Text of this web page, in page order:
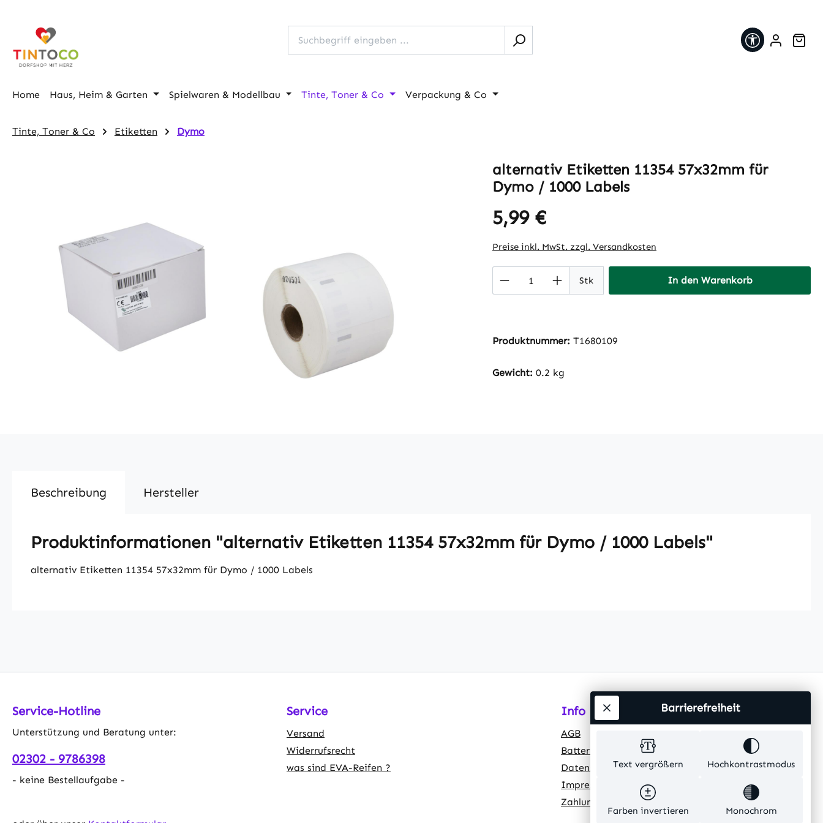
Home Haus, Heim & Garten Spielwaren & Modellbau Tinte, Toner & Co Verpackung & Co
Tinte, Toner & Co Etiketten Dymo
alternativ Etiketten 11354 57x32mm für
Dymo / 1000 Labels
Regulärer Preis:
5,99 €
Preise inkl. MwSt. zzgl. Versandkosten
Produkt Anzahl: Gib den gewünschten Wert
Stk In den Warenkorb
Produktnummer: T1680109
Gewicht: 0.2 kg
Beschreibung Hersteller
Produktinformationen "alternativ Etiketten 11354 57x32mm für Dymo / 1000 Labels"
alternativ Etiketten 11354 57x32mm für Dymo / 1000 Labels
Service-Hotline
Unterstützung und Beratung unter:
02302 - 9786398
- keine Bestellaufgabe -
Service
Versand
Widerrufsrecht
was sind EVA-Reifen ?
Info
AGB
Batteriehinweis
Datenschutz
Impressum
Zahlungsarten
Text vergrößern Hochkontrastmodus
Farben invertieren Monochrom
Barrierefreiheit